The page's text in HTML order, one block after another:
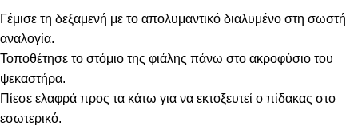
Γέμισε τη δεξαμενή με το απολυμαντικό διαλυμένο στη σωστή
αναλογία.
Τοποθέτησε το στόμιο της φιάλης πάνω στο ακροφύσιο του
ψεκαστήρα.
Πίεσε ελαφρά προς τα κάτω για να εκτοξευτεί ο πίδακας στο
εσωτερικό.